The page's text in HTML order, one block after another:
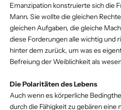
Emanzipation konstruierte sich die
Mann. Sie wollte die gleichen
gleichen Aufgaben, die gleiche
diese Forderungen alle wichtig und
hinter dem zurück, um was es
Befreiung der Weiblichkeit als
Die Polaritäten des Lebens
Auch wenn es körperliche
durch die Fähigkeit zu gebären eine